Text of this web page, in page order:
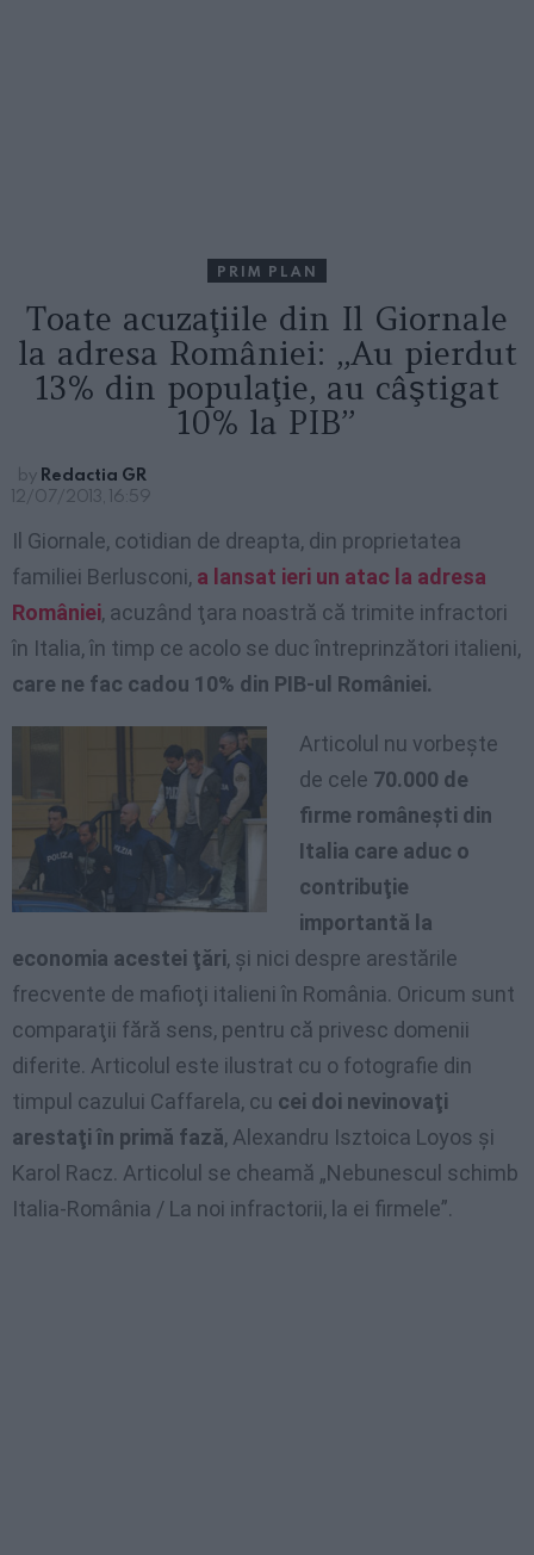
PRIM PLAN
Toate acuzaţiile din Il Giornale
la adresa României: „Au pierdut
13% din populaţie, au câştigat
10% la PIB”
by Redactia GR
12/07/2013, 16:59
Il Giornale, cotidian de dreapta, din proprietatea
familiei Berlusconi, a lansat ieri un atac la adresa
României, acuzând ţara noastră că trimite infractori
în Italia, în timp ce acolo se duc întreprinzători italieni,
care ne fac cadou 10% din PIB-ul României.
Articolul nu vorbeşte
de cele 70.000 de
firme româneşti din
Italia care aduc o
contribuţie
importantă la
economia acestei ţări, şi nici despre arestările
frecvente de mafioţi italieni în România. Oricum sunt
comparaţii fără sens, pentru că privesc domenii
diferite. Articolul este ilustrat cu o fotografie din
timpul cazului Caffarela, cu cei doi nevinovaţi
arestaţi în primă fază, Alexandru Isztoica Loyos şi
Karol Racz. Articolul se cheamă „Nebunescul schimb
Italia-România / La noi infractorii, la ei firmele”.